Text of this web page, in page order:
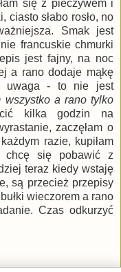
się z pieczywem i
ciasto słabo rosło, no
Smak jest
francuskie chmurki
jest fajny, na noc
a rano dodaje mąkę
uwaga - to nie jest
wszystko a rano tylko
kilka godzin na
zaczęłam o
razie, kupiłam
chcę się pobawić z
teraz kiedy wstaję
są przecież przepisy
wieczorem a rano
Czas odkurzyć